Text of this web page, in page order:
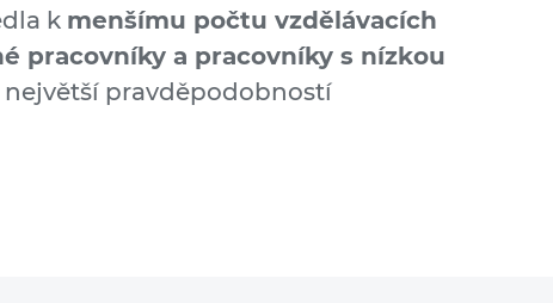
k menšímu počtu vzdělávacích
pracovníky a pracovníky s nízkou
největší pravděpodobností